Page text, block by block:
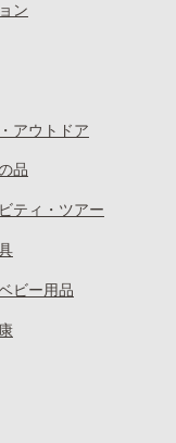
ン
アウトドア
品
ティ・ツアー
ビー用品